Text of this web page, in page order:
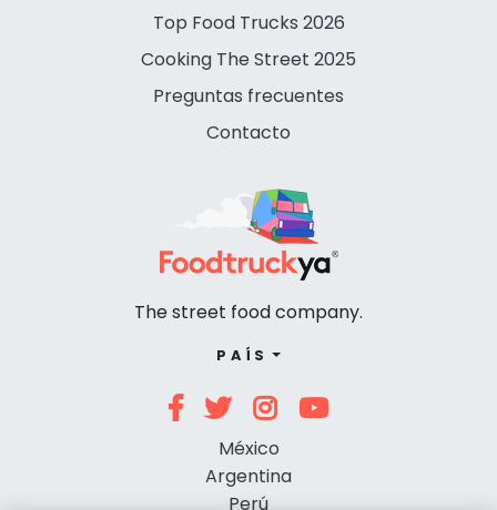
Top Food Trucks 2026
Cooking The Street 2025
Preguntas frecuentes
Contacto
The street food company.
PAÍS
México
Argentina
Perú